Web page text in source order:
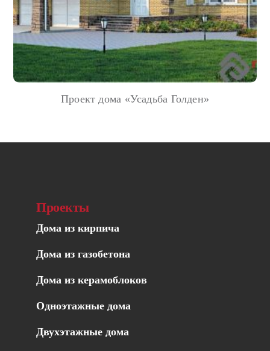
Проект дома «Усадьба Голден»
Проекты
Дома из кирпича
Дома из газобетона
Дома из керамоблоков
Одноэтажные дома
Двухэтажные дома